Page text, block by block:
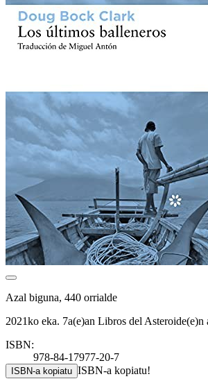
Azal biguna, 440 orrialde
2021ko eka. 7a(e)an Libros del Asteroide(e)n
ISBN:
978-84-17977-20-7
ISBN-a kopiatu ISBN-a kopiatu!